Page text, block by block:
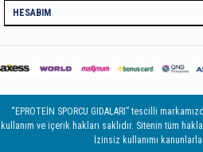
HESABIM
“EPROTEİN SPORCU GIDALARI” tescilli
kullanım ve içerik hakları saklıdır. Sitenin tüm
İzinsiz kullanımı kanunlarla